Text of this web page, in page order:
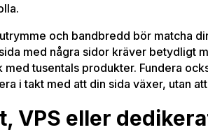
och bandbredd bör matcha
med några sidor kräver betydligt
med tusentals produkter. Fundera
i takt med att din sida växer, utan
VPS eller